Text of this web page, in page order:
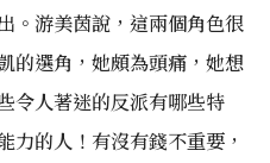
。游美茵說，這兩個角色很
的選角，她頗為頭痛，她想
令人著迷的反派有哪些特
力的人！有沒有錢不重要，